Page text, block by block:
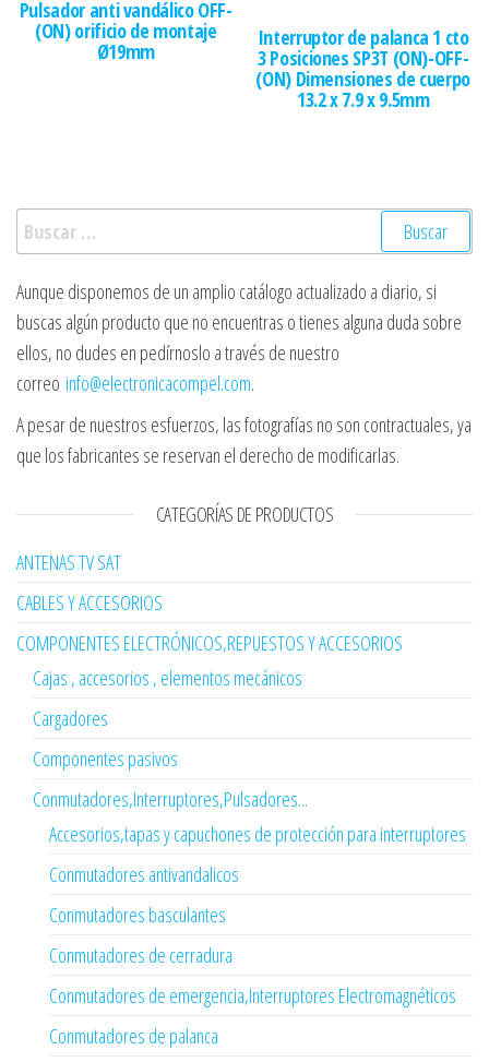
Pulsador anti vandálico OFF-
(ON) orificio de montaje
Ø19mm
Interruptor de palanca 1 cto
3 Posiciones SP3T (ON)-OFF-
(ON) Dimensiones de cuerpo
13.2 x 7.9 x 9.5mm
Buscar:
Aunque disponemos de un amplio catálogo actualizado a diario, si
buscas algún producto que no encuentras o tienes alguna duda sobre
ellos, no dudes en pedírnoslo a través de nuestro
correo info@electronicacompel.com.
A pesar de nuestros esfuerzos, las fotografías no son contractuales, ya
que los fabricantes se reservan el derecho de modificarlas.
CATEGORÍAS DE PRODUCTOS
ANTENAS TV SAT
CABLES Y ACCESORIOS
COMPONENTES ELECTRÓNICOS,REPUESTOS Y ACCESORIOS
Cajas , accesorios , elementos mecánicos
Cargadores
Componentes pasivos
Conmutadores,Interruptores,Pulsadores...
Accesorios,tapas y capuchones de protección para interruptores
Conmutadores antivandalicos
Conmutadores basculantes
Conmutadores de cerradura
Conmutadores de emergencia,Interruptores Electromagnéticos
Conmutadores de palanca